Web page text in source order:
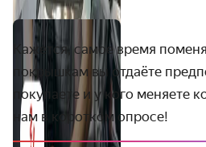
Кажется, самое время
покрышкам вы отдаёте
покупаете и у кого меняете
нам в коротком опросе!